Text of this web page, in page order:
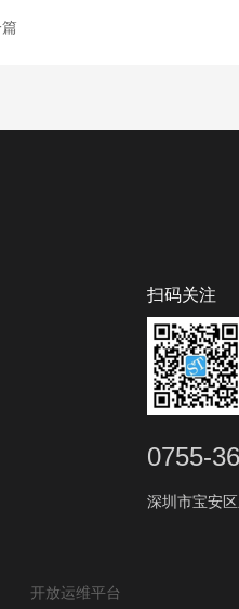
扫码关注
0755-
深圳市宝安
开放运维平台